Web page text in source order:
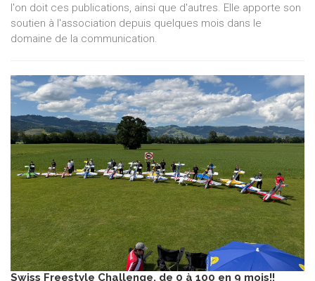
l'on doit ces publications, ainsi que d'autres. Elle apporte son
soutien à l'association depuis quelques mois dans le
domaine de la communication.
Swiss Freestyle Challenge, de 0 à 100 en 9 mois!!